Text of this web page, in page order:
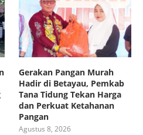
Gerakan Pangan Murah
Hadir di Betayau, Pemkab
Tana Tidung Tekan Harga
dan Perkuat Ketahanan
Pangan
Agustus 8, 2026